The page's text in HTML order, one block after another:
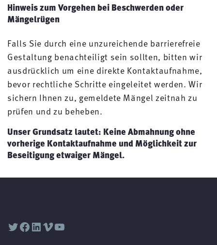
Hinweis zum Vorgehen bei Beschwerden oder
Mängelrügen
Falls Sie durch eine unzureichende barrierefreie
Gestaltung benachteiligt sein sollten, bitten wir
ausdrücklich um eine direkte Kontaktaufnahme,
bevor rechtliche Schritte eingeleitet werden. Wir
sichern Ihnen zu, gemeldete Mängel zeitnah zu
prüfen und zu beheben.
Unser Grundsatz lautet: Keine Abmahnung ohne
vorherige Kontaktaufnahme und Möglichkeit zur
Beseitigung etwaiger Mängel.
Twitter
Facebook
LinkedIn
VimeoYouTube